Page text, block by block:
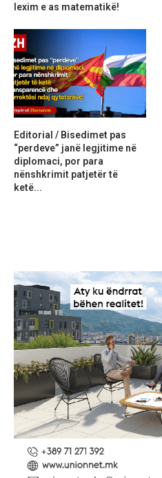
lexim e as matematikë!
Editorial / Bisedimet pas
“perdeve” janë legjitime në
diplomaci, por para
nënshkrimit patjetër të
ketë...